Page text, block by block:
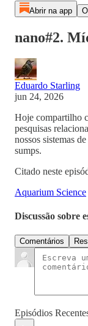
Abrir na app
nano#2.
Eduardo Starling
jun 24, 2026
Hoje compartilho
pesquisas
nossos sistemas
sumps.
Citado neste
Aquarium Science
Discussão sobre
Comentários
Episódios